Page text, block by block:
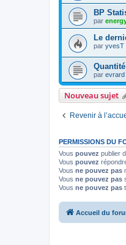
BP
par
Le
par yvesT
par evrard
Nouveau sujet
Revenir à
PERMISSIONS DU
Vous pouvez publier
Vous pouvez
Vous ne pouvez pas
Vous ne pouvez pas
Vous ne pouvez pas
Accueil du